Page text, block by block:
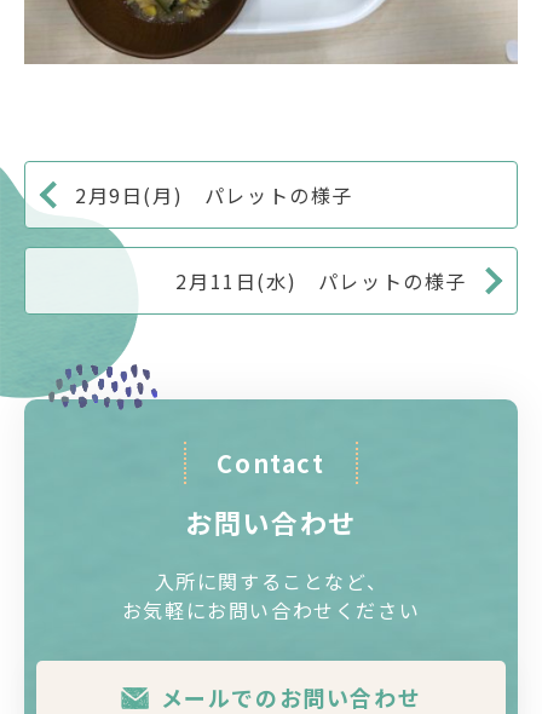
2月9日(月) パレットの様子
2月11日(水) パレットの様子
Contact
お問い合わせ
入所に関することなど、
お気軽にお問い合わせください
メールでのお問い合わせ